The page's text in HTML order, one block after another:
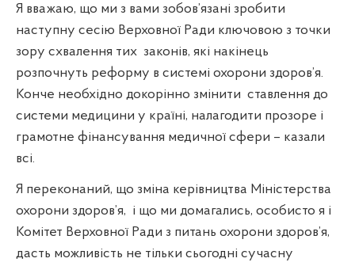
Я вважаю, що ми з вами зобов’язані зробити
наступну сесію Верховної Ради ключовою з точки
зору схвалення тих законів, які накінець
розпочнуть реформу в системі охорони здоров’я.
Конче необхідно докорінно змінити ставлення до
системи медицини у країні, налагодити прозоре і
грамотне фінансування медичної сфери – казали
всі.
Я переконаний, що зміна керівництва Міністерства
охорони здоров’я, і що ми домагались, особисто я і
Комітет Верховної Ради з питань охорони здоров’я,
дасть можливість не тільки сьогодні сучасну